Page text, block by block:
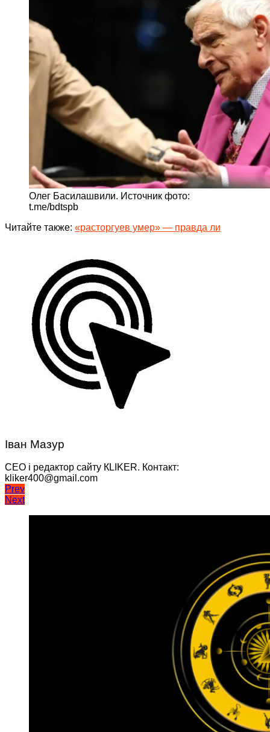
Олег Басилашвили. Источник фото:
t.me/bdtspb
Читайте также: «расторгуев умер» — правда ли
Іван Мазур
CEO і редактор сайту КLIKER. Контакт:
kliker400@gmail.com
Навігація
записів
Prev
Next